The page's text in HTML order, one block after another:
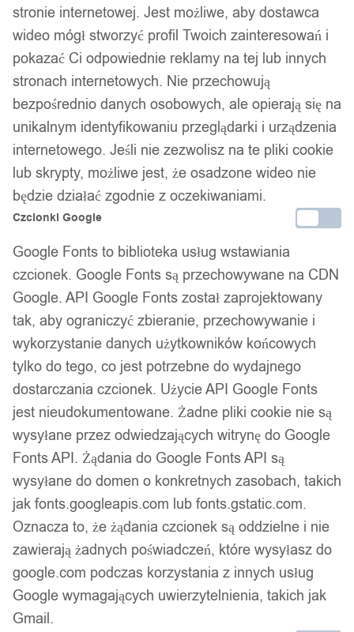
/ 9
stronie internetowej. Jest możliwe, aby dostawca
wideo mógł stworzyć profil Twoich zainteresowań i
pokazać Ci odpowiednie reklamy na tej lub innych
stronach internetowych. Nie przechowują
bezpośrednio danych osobowych, ale opierają się na
unikalnym identyfikowaniu przeglądarki i urządzenia
internetowego. Jeśli nie zezwolisz na te pliki cookie
lub skrypty, możliwe jest, że osadzone wideo nie
będzie działać zgodnie z oczekiwaniami.
Czcionki Google
Google Fonts to biblioteka usług wstawiania
czcionek. Google Fonts są przechowywane na CDN
Google. API Google Fonts został zaprojektowany
tak, aby ograniczyć zbieranie, przechowywanie i
wykorzystanie danych użytkowników końcowych
tylko do tego, co jest potrzebne do wydajnego
dostarczania czcionek. Użycie API Google Fonts
jest nieudokumentowane. Żadne pliki cookie nie są
wysyłane przez odwiedzających witrynę do Google
Fonts API. Żądania do Google Fonts API są
wysyłane do domen o konkretnych zasobach, takich
jak fonts.googleapis.com lub fonts.gstatic.com.
Oznacza to, że żądania czcionek są oddzielne i nie
zawierają żadnych poświadczeń, które wysyłasz do
google.com podczas korzystania z innych usług
Google wymagających uwierzytelnienia, takich jak
Gmail.